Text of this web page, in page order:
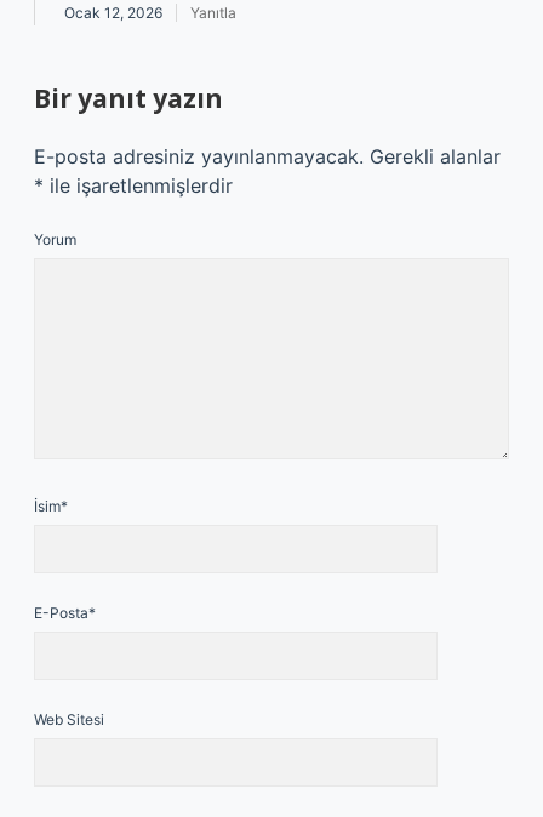
Ocak 12, 2026 Yanıtla
Bir yanıt yazın
E-posta adresiniz yayınlanmayacak. Gerekli alanlar
* ile işaretlenmişlerdir
Yorum
İsim*
E-Posta*
Web Sitesi